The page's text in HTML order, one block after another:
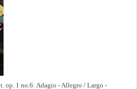
op. 1 no.6: Adagio - Allegro / Largo -